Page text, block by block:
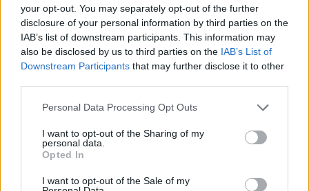
your opt-out. You may separately opt-out of the further
disclosure of your personal information by third parties on the
IAB’s list of downstream participants. This information may
also be disclosed by us to third parties on the IAB’s List of
Downstream Participants that may further disclose it to other
Please note that this website/app uses one or more Google
not limited to your visit or usage behaviour. You may click to
grant or deny consent to Google and its third-party tags to
use your data for below specified purposes in below Google
consent section.
Personal Data Processing Opt Outs
I want to opt-out of the Sharing of my
personal data.
Opted In
I want to opt-out of the Sale of my